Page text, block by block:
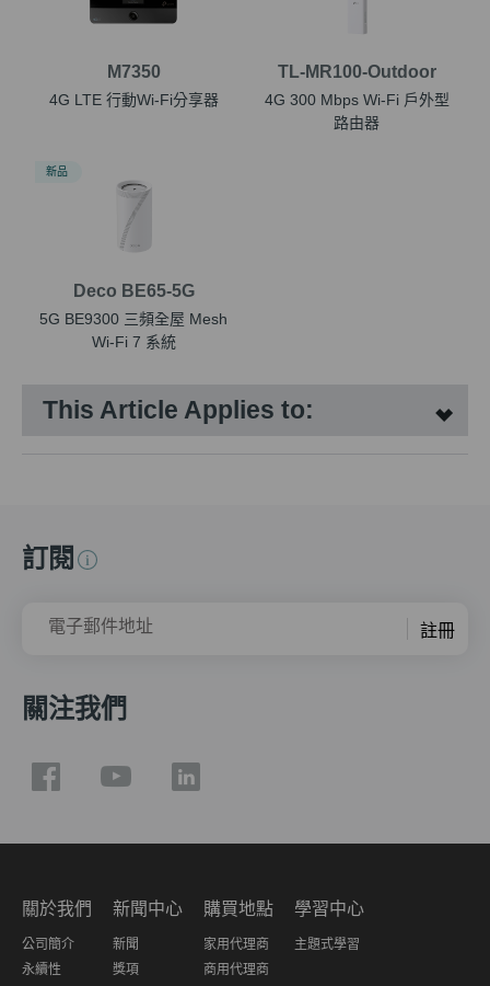
M7350
4G LTE 行動Wi-Fi分享器
TL-MR100-Outdoor
4G 300 Mbps Wi-Fi 戶外型
路由器
Deco BE65-5G
5G BE9300 三頻全屋 Mesh
Wi-Fi 7 系統
新品
This Article Applies to:
訂閱
電子郵件地址 註冊
關注我們
關於我們
公司簡介
永續性
新聞中心
新聞
獎項
購買地點
家用代理商
商用代理商
學習中心
主題式學習